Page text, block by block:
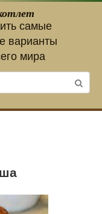
самые
варианты
мира